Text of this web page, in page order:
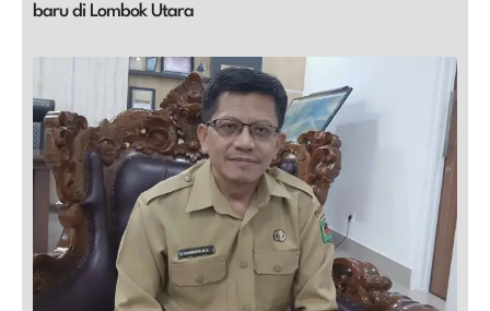
baru di Lombok Utara